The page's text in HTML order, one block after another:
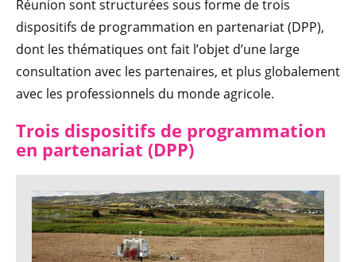
Réunion sont structurées sous forme de trois
dispositifs de programmation en partenariat (DPP),
dont les thématiques ont fait l’objet d’une large
consultation avec les partenaires, et plus globalement
avec les professionnels du monde agricole.
Trois dispositifs de programmation
en partenariat (DPP)